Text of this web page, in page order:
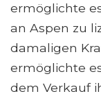
ermöglichte
an Aspen zu
damaligen
ermöglichte
dem Verkauf